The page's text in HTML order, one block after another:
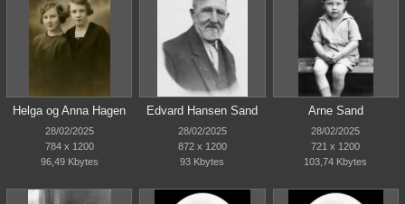
Helga og Anna Hagen
28/02/2025
784 x 1200
96,49 Kbytes
Edvard Hansen Sand
28/02/2025
872 x 1200
93 Kbytes
Arne Sand
28/02/2025
721 x 1200
103,74 Kbytes